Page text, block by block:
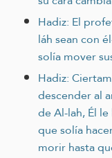
Hadiz: El
láh sean con
solía mover
Hadiz:
descender al
de Al-lah, Él
que solía
morir hasta